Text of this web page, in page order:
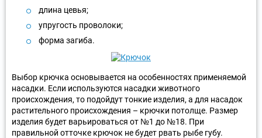
длина цевья;
упругость проволоки;
форма загиба.
Выбор крючка основывается на особенностях применяемой
насадки. Если используются насадки животного
происхождения, то подойдут тонкие изделия, а для насадок
растительного происхождения – крючки потолще. Размер
изделия будет варьироваться от №1 до №18. При
правильной отточке крючок не будет рвать рыбе губу.